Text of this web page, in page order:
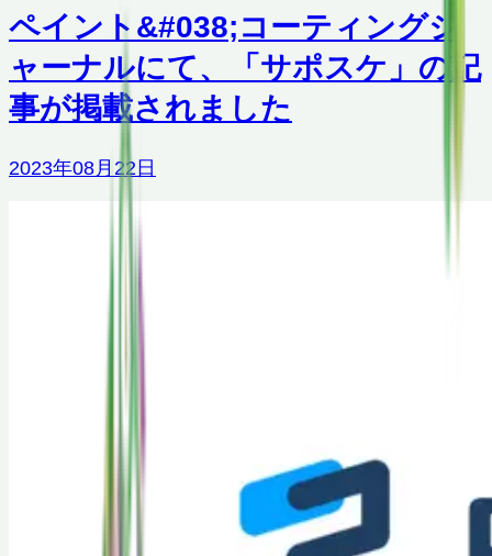
ペイント&#038;コーティングジ
ャーナルにて、「サポスケ」の記
事が掲載されました
2023年08月22日